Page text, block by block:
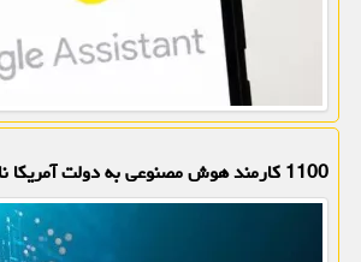
1100 کارمند هوش مصنوعی به دولت آمریکا نامه نوشتند